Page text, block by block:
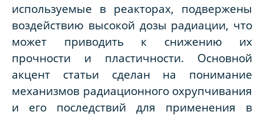
используемые в реакторах, подвержены
воздействию высокой дозы радиации, что
может приводить к снижению их
прочности и пластичности. Основной
акцент статьи сделан на понимание
механизмов радиационного охрупчивания
и его последствий для применения в